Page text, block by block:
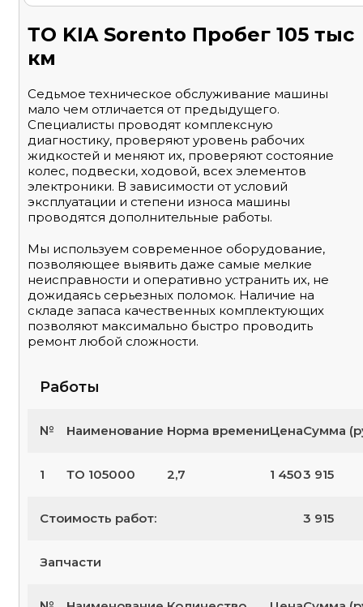
ТО KIA Sorento Пробег 105 тыс
км
Седьмое техническое обслуживание машины
мало чем отличается от предыдущего.
Специалисты проводят комплексную
диагностику, проверяют уровень рабочих
жидкостей и меняют их, проверяют состояние
колес, подвески, ходовой, всех элементов
электроники. В зависимости от условий
эксплуатации и степени износа машины
проводятся дополнительные работы.
Мы используем современное оборудование,
позволяющее выявить даже самые мелкие
неисправности и оперативно устранить их, не
дожидаясь серьезных поломок. Наличие на
складе запаса качественных комплектующих
позволяют максимально быстро проводить
ремонт любой сложности.
Работы
№ Наименование Норма времениЦенаСумма
1 ТО 105000 2,7 1 4503 915
Стоимость работ: 3 915
Запчасти